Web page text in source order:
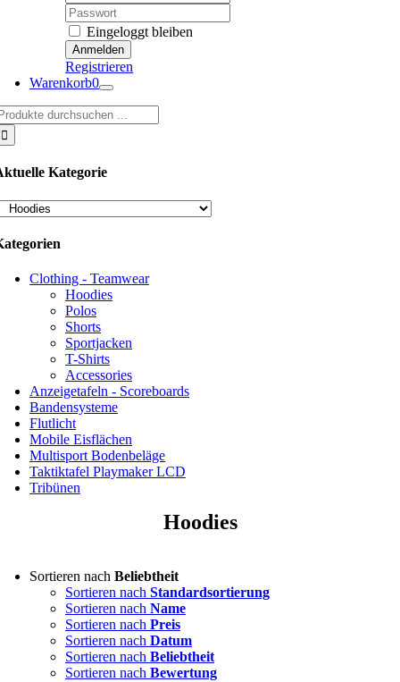
Password:
Eingeloggt bleiben
Registrieren
Warenkorb0
Kategorie
Clothing - Teamwear
Hoodies
Polos
Shorts
Sportjacken
T-Shirts
Accessories
Anzeigetafeln - Scoreboards
Bandensysteme
Flutlicht
Mobile Eisflächen
Multisport Bodenbeläge
Taktiktafel Playmaker LCD
Tribünen
Hoodies
Sortieren nach Beliebtheit
Sortieren nach Standardsortierung
Sortieren nach Name
Sortieren nach Preis
Sortieren nach Datum
Sortieren nach Beliebtheit
Sortieren nach Bewertung